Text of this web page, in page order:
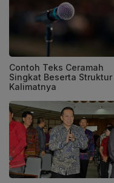
Contoh Teks Ceramah
Singkat Beserta Struktur
Kalimatnya